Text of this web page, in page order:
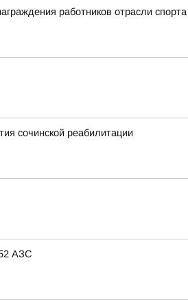
работников отрасли спорта
сочинской реабилитации
АЗС